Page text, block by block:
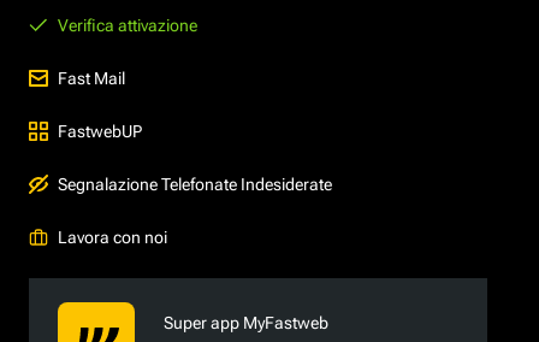
Verifica attivazione
Fast Mail
FastwebUP
Segnalazione Telefonate Indesiderate
Lavora con noi
Super app MyFastweb